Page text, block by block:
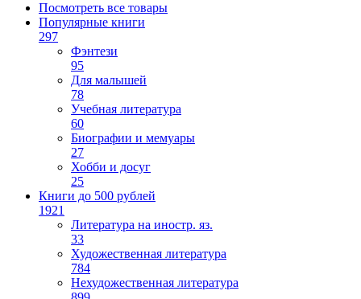
Посмотреть все товары
Популярные книги
297
Фэнтези
95
Для малышей
78
Учебная литература
60
Биографии и мемуары
27
Хобби и досуг
25
Книги до 500 рублей
1921
Литература на иностр. яз.
33
Художественная литература
784
Нехудожественная литература